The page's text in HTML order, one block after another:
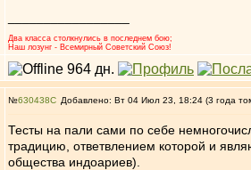
Два класса столкнулись в последнем бою;
Наш лозунг - Всемирный Советский Союз!
№630438 Добавлено: Вт 04 Июл 23, 18:24 (3 года
Тесты на пали сами по себе
традицию, ответвлением которой и
общества индоариев).